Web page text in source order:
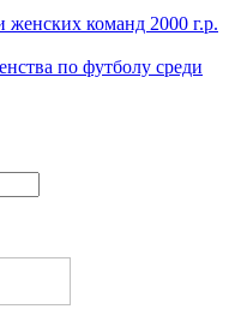
женских команд 2000 г.р.
по футболу среди